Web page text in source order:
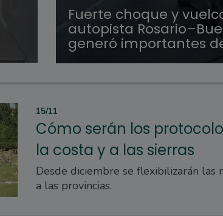
Fuerte choque y
autopista
generó importantes
15/11
Cómo serán los
la costa y a las sierras
Desde diciembre se flexibilizarán las
a las provincias.